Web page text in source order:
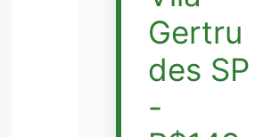
Gertru
des SP
-